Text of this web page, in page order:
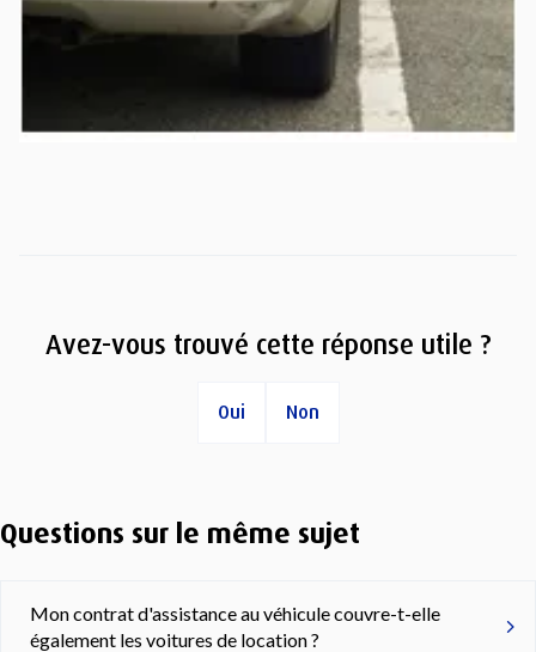
Avez-vous trouvé cette réponse utile ?
Oui Non
Questions sur le même sujet
Mon contrat d'assistance au véhicule couvre-t-elle
également les voitures de location ?